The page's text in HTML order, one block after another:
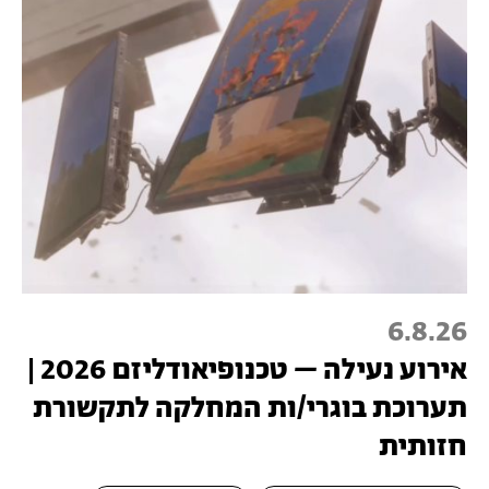
6.8.26
אירוע נעילה – טכנופיאודליזם 2026 |
תערוכת בוגרי/ות המחלקה לתקשורת
חזותית